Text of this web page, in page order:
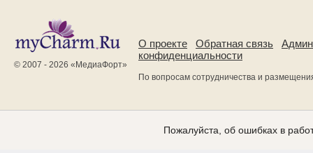
© 2007 - 2026 « МедиаФорт»
О проекте Обратная связь
конфиденциальности
По вопросам сотрудничества и
Пожалуйста, об ошибках в